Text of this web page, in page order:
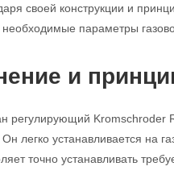
своей конструкции и
параметры
и
регулирующий Kromschroder
Он легко устанавливается на
точно устанавливать